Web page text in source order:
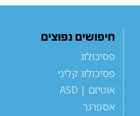
חיפושים נפוצים
פסיכולוג
פסיכולוג קליני
אוטיזם | ASD
אספרגר